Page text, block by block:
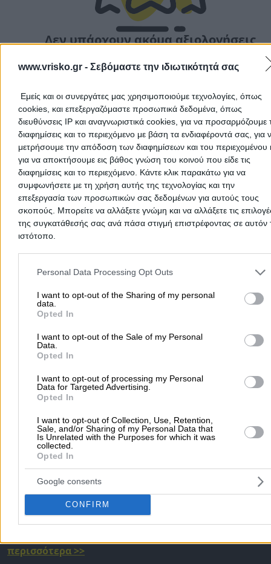
www.vrisko.gr - Σεβόμαστε την ιδιωτικότητά σας
Εμείς και οι συνεργάτες μας χρησιμοποιούμε τεχνολογίες, όπως
cookies, και επεξεργαζόμαστε προσωπικά δεδομένα, όπως
διευθύνσεις IP και αναγνωριστικά cookies, για να προσαρμόζουμε
διαφημίσεις και το περιεχόμενο με βάση τα ενδιαφέροντά σας, για
μετρήσουμε την απόδοση των διαφημίσεων και του περιεχομένου
για να αποκτήσουμε εις βάθος γνώση του κοινού που είδε τις
διαφημίσεις και το περιεχόμενο. Κάντε κλικ παρακάτω για να
συμφωνήσετε με τη χρήση αυτής της τεχνολογίας και την
επεξεργασία των προσωπικών σας δεδομένων για αυτούς τους
σκοπούς. Μπορείτε να αλλάξετε γνώμη και να αλλάξετε τις
της συγκατάθεσής σας ανά πάσα στιγμή επιστρέφοντας σε αυτόν
ιστότοπο.
Please note that this website/app uses one or more Google
and may gather and store information including but not limited to
to Google and its third-party tags to use your data for below
purposes in below Google consent section.
Personal Data Processing Opt Outs
I want to opt-out of the Sharing of my personal
data.
Opted In
I want to opt-out of the Sale of my Personal
Data.
Opted In
I want to opt-out of processing my Personal
Data for Targeted Advertising.
Opted In
I want to opt-out of Collection, Use, Retention,
Sale, and/or Sharing of my Personal Data that
Is Unrelated with the Purposes for which it was
collected.
Opted In
Google consents
CONFIRM
Δεν υπάρχουν ακόμα αξιολογήσεις
αξιολόγηση. Γίνετε ο πρώτος που θα μοιραστεί την
επιλογή!
> Νομός ΠΙΕΡΙΑΣ
Δημοφιλείς Αναζητήσεις
Μετακομίσεις & Μεταφορές Κλειδιά & Κλειδαριές
Ψυχολόγοι
Παιδικοί Σταθμοί
Συνεργεία Αυτοκινήτων
Υδραυλικοί - Υδραυλικές Εγκαταστάσεις
περισσότερα >>
Τοπική Αναζήτηση
Αθήνα Θεσσαλονίκη Πάτρα Λάρισα Ηράκλειο
Περιστέρι Καβάλα Τρίπολη Καλλιθέα
περισσότερα >>